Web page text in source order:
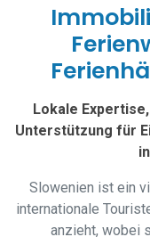
Lokale
Unterstützung für
Slowenien ist ein
internationale
anzieht, wobei